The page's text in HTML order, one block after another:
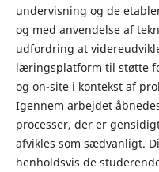
undervisning og de
og med anvendelse af
udfordring at
læringsplatform til støtte
og on-site i kontekst af
Igennem arbejdet
processer, der er
afvikles som sædvanligt.
henholdsvis de